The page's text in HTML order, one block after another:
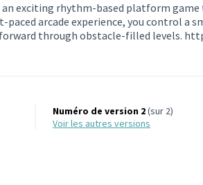
an exciting rhythm-based platform
arcade experience, you control a
through obstacle-filled levels.
Numéro de version 2(sur 2)
voir les autres versions